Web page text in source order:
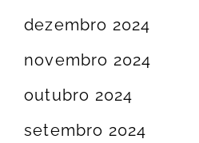
dezembro 2024
novembro 2024
outubro 2024
setembro 2024